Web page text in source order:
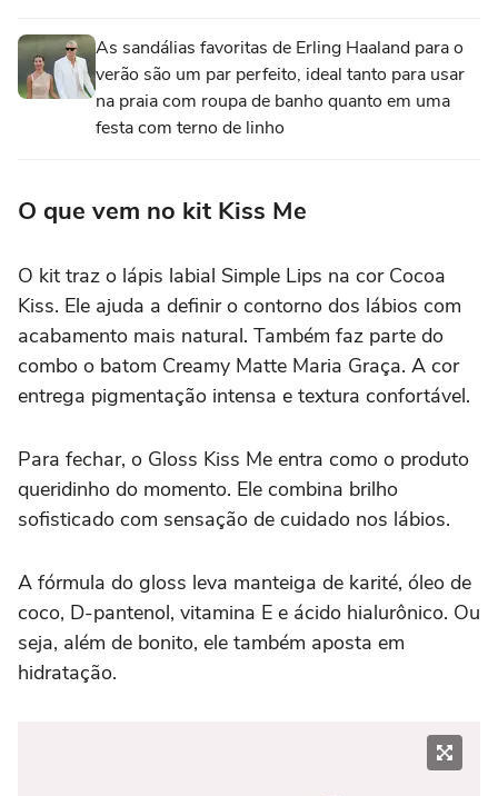
As sandálias favoritas de Erling Haaland para o
verão são um par perfeito, ideal tanto para usar
na praia com roupa de banho quanto em uma
festa com terno de linho
O que vem no kit Kiss Me
O kit traz o lápis labial Simple Lips na cor Cocoa
Kiss. Ele ajuda a definir o contorno dos lábios com
acabamento mais natural. Também faz parte do
combo o batom Creamy Matte Maria Graça. A cor
entrega pigmentação intensa e textura confortável.
Para fechar, o Gloss Kiss Me entra como o produto
queridinho do momento. Ele combina brilho
sofisticado com sensação de cuidado nos lábios.
A fórmula do gloss leva manteiga de karité, óleo de
coco, D-pantenol, vitamina E e ácido hialurônico. Ou
seja, além de bonito, ele também aposta em
hidratação.